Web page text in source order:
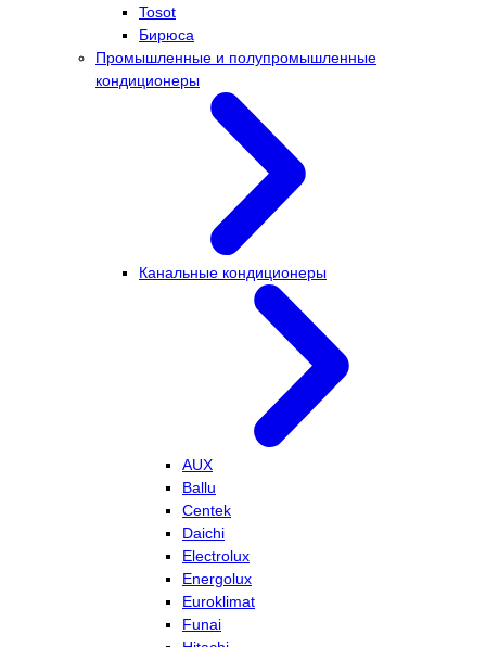
Tosot
Бирюса
Промышленные и полупромышленные
кондиционеры
Канальные кондиционеры
AUX
Ballu
Centek
Daichi
Electrolux
Energolux
Euroklimat
Funai